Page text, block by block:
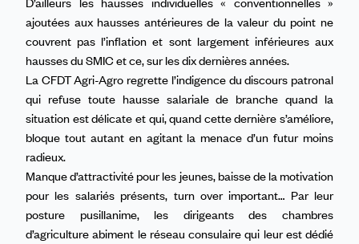
ajoutées aux hausses antérieures de la valeur du point ne
couvrent pas l’inflation et sont largement inférieures aux
hausses du SMIC et ce, sur les dix dernières années.
La CFDT Agri-Agro regrette l’indigence du discours patronal
qui refuse toute hausse salariale de branche quand la
situation est délicate et qui, quand cette dernière s’améliore,
bloque tout autant en agitant la menace d’un futur moins
radieux.
Manque d’attractivité pour les jeunes, baisse de la motivation
pour les salariés présents, turn over important… Par leur
posture pusillanime, les dirigeants des chambres
d’agriculture abiment le réseau consulaire qui leur est dédié